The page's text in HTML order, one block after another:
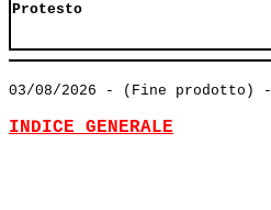
Protesto
03/08/2026 - (Fine prodotto) -
INDICE GENERALE